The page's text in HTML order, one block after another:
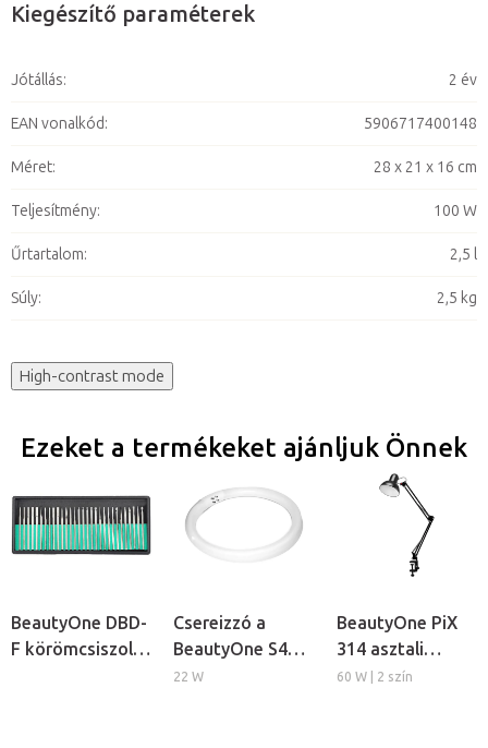
Kiegészítő paraméterek
Jótállás: 2 év
EAN vonalkód: 5906717400148
Méret: 28 x 21 x 16 cm
Teljesítmény: 100 W
Űrtartalom: 2,5 l
Súly: 2,5 kg
High-contrast mode
Ezeket a termékeket ajánljuk Önnek
BeautyOne DBD-
F körömcsiszoló
Csereizzó a
BeautyOne S4
kozmetikai
22 W
BeautyOne PiX
314 asztali
lámpa
60 W | 2 szín